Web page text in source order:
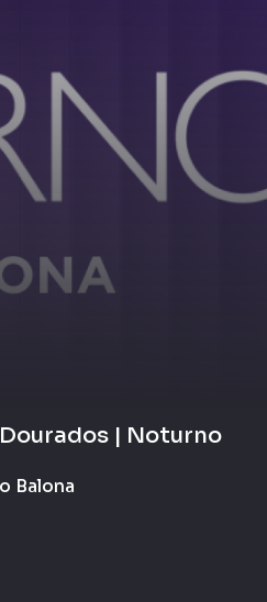
| Noturno
Balona